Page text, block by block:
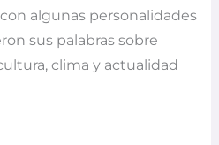
algunas personalidades
sus palabras sobre
clima y actualidad